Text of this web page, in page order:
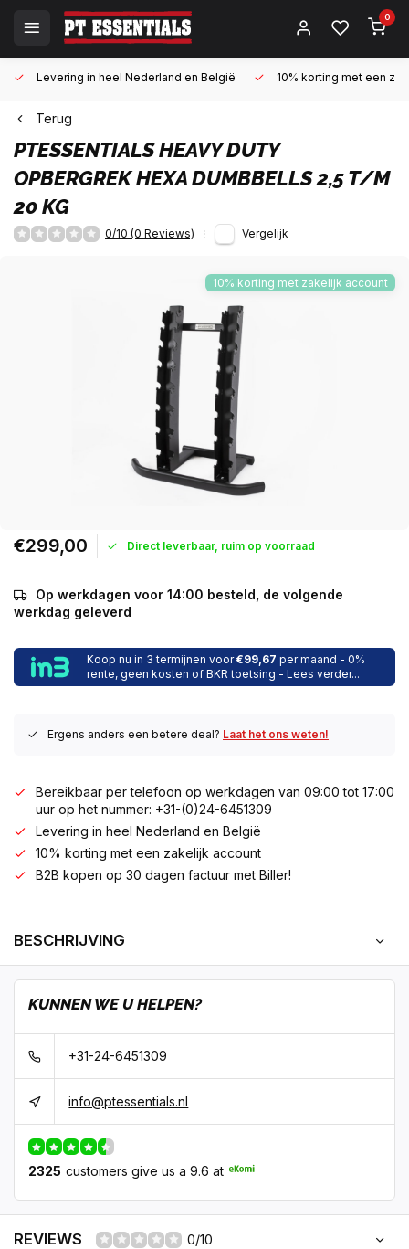
0
Levering in heel Nederland en België 10% korting met een
Terug
PTESSENTIALSHEAVY DUTY
OPBERGREK HEXA DUMBBELLS 2,5 T/M
20 KG
0/10 (0 Reviews) Vergelijk
10% korting met zakelijk account
€299,00 Direct leverbaar, ruim op voorraad
Op werkdagen voor 14:00 besteld, de volgende
werkdag geleverd
Koop nu in 3 termijnen voor€99,67 per maand - 0%
rente, geen kosten of BKR toetsing - Lees verder...
Ergens anders een betere deal? Laat het ons weten!
Bereikbaar per telefoon op werkdagen van 09:00 tot 17:00
uur op het nummer: +31-(0)24-6451309
Levering in heel Nederland en België
10% korting met een zakelijk account
B2B kopen op 30 dagen factuur met Biller!
BESCHRIJVING
KUNNEN WE U HELPEN?
+31-24-6451309
info@ptessentials.nl
2325 customers give us a 9.6 at
REVIEWS 0/10